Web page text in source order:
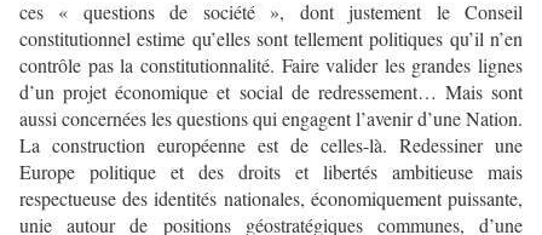
ces « questions de société », dont justement le Conseil
constitutionnel estime qu’elles sont tellement politiques qu’il n’en
contrôle pas la constitutionnalité. Faire valider les grandes lignes
d’un projet économique et social de redressement… Mais sont
aussi concernées les questions qui engagent l’avenir d’une Nation.
La construction européenne est de celles-là. Redessiner une
Europe politique et des droits et libertés ambitieuse mais
respectueuse des identités nationales, économiquement puissante,
unie autour de positions géostratégiques communes, d’une